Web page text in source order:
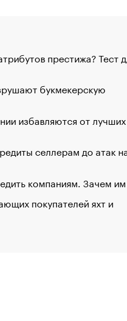
престижа? Тест
букмекерскую
избавляются от лучших
селлерам до атак
компаниям. Зачем
покупателей яхт и